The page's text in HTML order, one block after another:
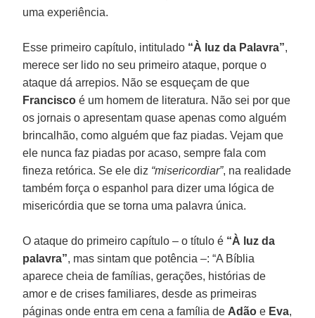
uma experiência.
Esse primeiro capítulo, intitulado “À luz da Palavra”,
merece ser lido no seu primeiro ataque, porque o
ataque dá arrepios. Não se esqueçam de que
Francisco é um homem de literatura. Não sei por que
os jornais o apresentam quase apenas como alguém
brincalhão, como alguém que faz piadas. Vejam que
ele nunca faz piadas por acaso, sempre fala com
fineza retórica. Se ele diz “misericordiar”, na realidade
também força o espanhol para dizer uma lógica de
misericórdia que se torna uma palavra única.
O ataque do primeiro capítulo – o título é “À luz da
palavra”, mas sintam que potência –: “A Bíblia
aparece cheia de famílias, gerações, histórias de
amor e de crises familiares, desde as primeiras
páginas onde entra em cena a família de Adão e Eva,